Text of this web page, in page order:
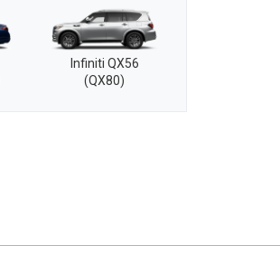
Infiniti QX56
(QX80)